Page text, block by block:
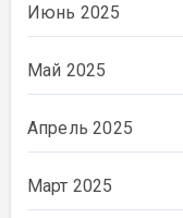
Июнь 2025
Май 2025
Апрель 2025
Март 2025